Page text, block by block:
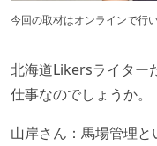
今回の取材はオンラインで
北海道Likersライター
仕事なのでしょうか。
山岸さん：馬場管理